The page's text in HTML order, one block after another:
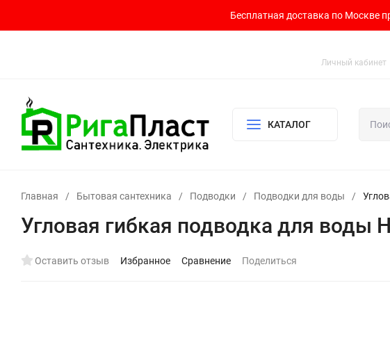
Бесплатная доставка по Москве
Личный кабинет
КАТАЛОГ
Главная / Бытовая сантехника / Подводки / Подводки для воды /
Угловая гибкая подводка для воды
Оставить отзыв Избранное Сравнение Поделиться